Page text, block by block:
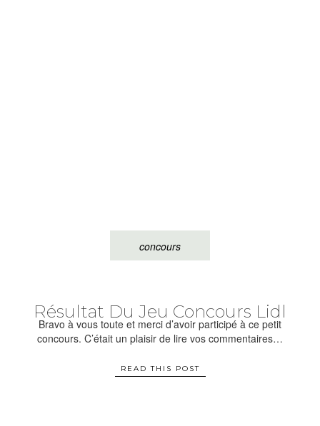
concours
Résultat Du Jeu Concours Lidl
Bravo à vous toute et merci d’avoir participé à ce petit
concours. C’était un plaisir de lire vos commentaires…
READ THIS POST